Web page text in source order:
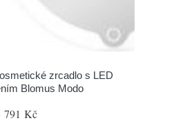
zrcadlo s LED
Blomus Modo
791 Kč